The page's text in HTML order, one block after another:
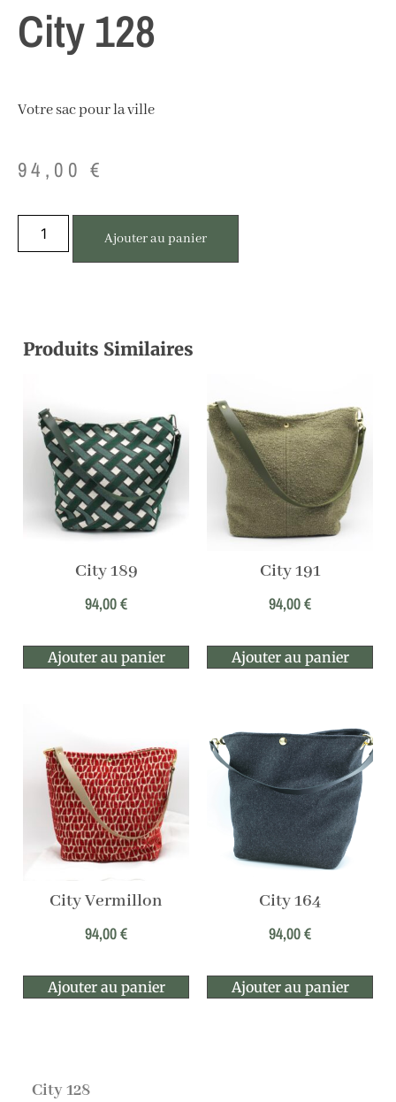
City 128
Votre sac pour la ville
94,00€
Ajouter au panier
Produits Similaires
City 189
94,00€
Ajouter au panier
City 191
94,00€
Ajouter au panier
City Vermillon
94,00€
Ajouter au panier
City 164
94,00€
Ajouter au panier
City 128